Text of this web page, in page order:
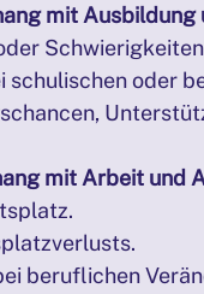
mit
schulischen oder
mit Arbeit und
beruflichen